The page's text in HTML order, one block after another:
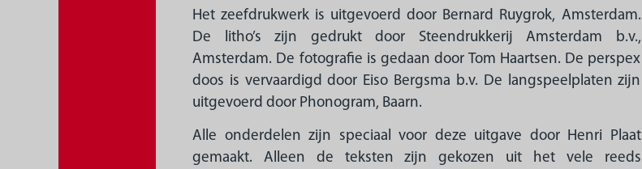
Het zeefdrukwerk is uitgevoerd door Bernard Ruygrok, Amsterdam.
De litho’s zijn gedrukt door Steendrukkerij Amsterdam b.v.,
Amsterdam. De fotografie is gedaan door Tom Haartsen. De perspex
doos is vervaardigd door Eiso Bergsma b.v. De langspeelplaten zijn
uitgevoerd door Phonogram, Baarn.
Alle onderdelen zijn speciaal voor deze uitgave door Henri Plaat
gemaakt. Alleen de teksten zijn gekozen uit het vele reeds